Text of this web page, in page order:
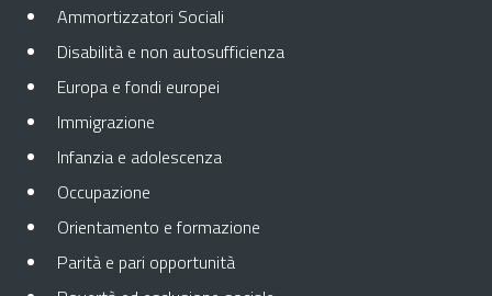
Ammortizzatori Sociali
Disabilità e non autosufficienza
Europa e fondi europei
Immigrazione
Infanzia e adolescenza
Occupazione
Orientamento e formazione
Parità e pari opportunità